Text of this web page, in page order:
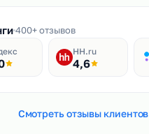
400+ отзывов
HH.ru
4,6
Смотреть отзывы клиентов